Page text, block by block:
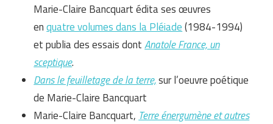
Marie-Claire Bancquart édita ses œuvres
enquatre volumes dans la Pléiade(1984-1994)
et publia des essais dontAnatole France, un
sceptique.
Dans le feuilletage de la terre,sur l’oeuvre poétique
de Marie-Claire Bancquart
Marie-Claire Bancquart, Terre énergumène et autres